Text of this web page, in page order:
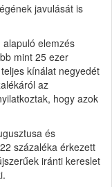
javulását is
elemzés
mint 25 ezer
kínálat negyedét
az
hogy azok
és
százaléka érkezett
iránti kereslet